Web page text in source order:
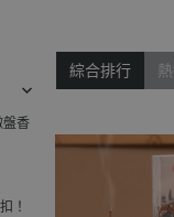
贈花梨木
安扣、無
盤香
！
綜合排行